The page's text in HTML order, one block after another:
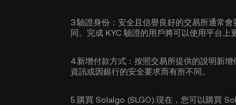
3.驗證身份： 安全且信譽良好的交易所通常會
同。完成 KYC 驗證的用戶將可以使用平台上
4.新增付款方式： 按照交易所提供的說明新
資訊或因銀行的安全要求而有所不同。
5. 購買 Solalgo (SLGO):現在，您可以購買